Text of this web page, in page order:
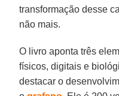
transformação desse
não mais.
O livro aponta três
físicos, digitais e
destacar o